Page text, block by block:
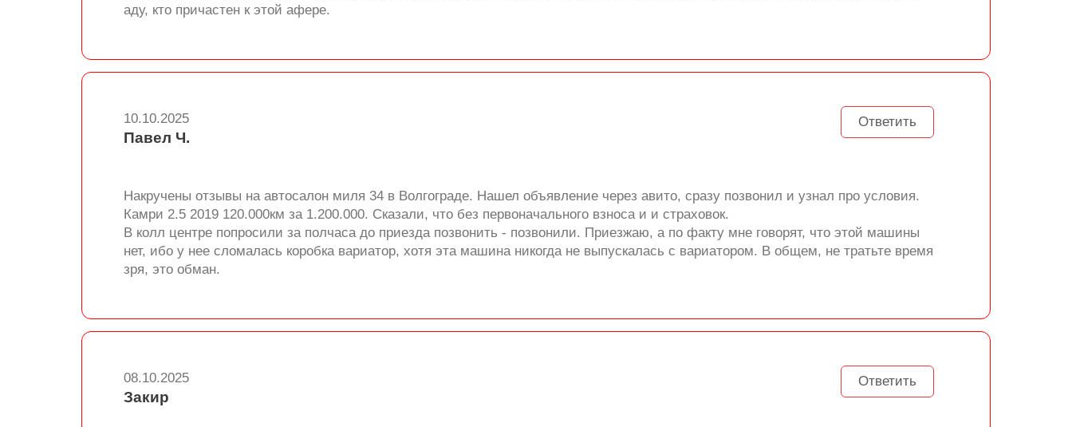
аду, кто причастен к этой афере.
Ответить
10.10.2025
Павел Ч.
Накручены отзывы на автосалон миля 34 в Волгограде. Нашел объявление через авито, сразу позвонил и узнал про условия.
Камри 2.5 2019 120.000км за 1.200.000. Сказали, что без первоначального взноса и и страховок.
В колл центре попросили за полчаса до приезда позвонить - позвонили. Приезжаю, а по факту мне говорят, что этой машины
нет, ибо у нее сломалась коробка вариатор, хотя эта машина никогда не выпускалась с вариатором. В общем, не тратьте время
зря, это обман.
Ответить
08.10.2025
Закир